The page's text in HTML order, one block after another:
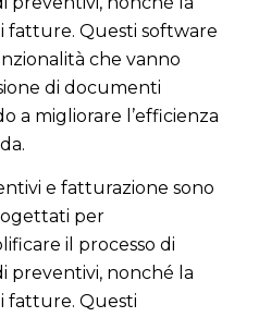
fatture. Questi software
che vanno
di documenti
a migliorare l’efficienza
e fatturazione sono
per
il processo di
preventivi, nonché la
fatture. Questi